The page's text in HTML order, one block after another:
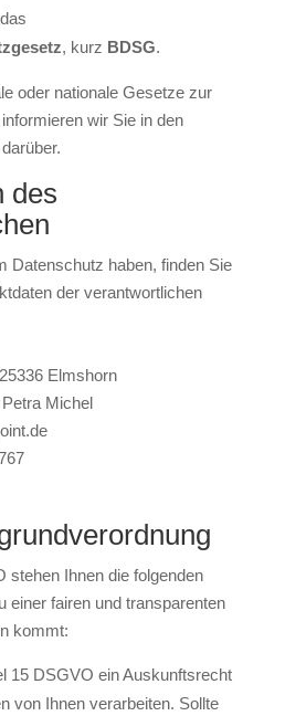
, kurz BDSG.
oder nationale Gesetze zur
wir Sie in den
des
Datenschutz haben, finden Sie
der verantwortlichen
Elmshorn
Michel
stehen Ihnen die folgenden
einer fairen und transparenten
kommt:
15 DSGVO ein Auskunftsrecht
von Ihnen verarbeiten. Sollte